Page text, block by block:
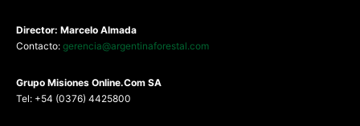
Director: Marcelo Almada
Contacto: gerencia@argentinaforestal.com
Grupo Misiones Online.Com SA
Tel: +54 (0376) 4425800